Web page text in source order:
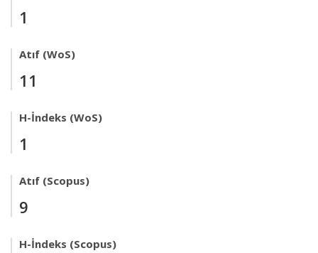
1
Atıf (WoS)
11
H-İndeks (WoS)
1
Atıf (Scopus)
9
H-İndeks (Scopus)